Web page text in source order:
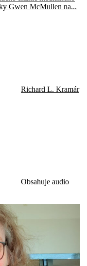
Gwen McMullen na...
Richard L. Kramár
Obsahuje audio